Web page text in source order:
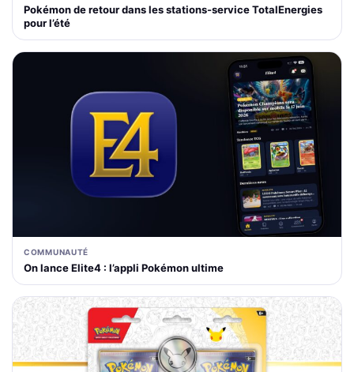
Pokémon de retour dans les stations-service TotalEnergies
pour l’été
COMMUNAUTÉ
On lance Elite4 : l’appli Pokémon ultime